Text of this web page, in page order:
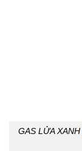
GAS LỬA XANH